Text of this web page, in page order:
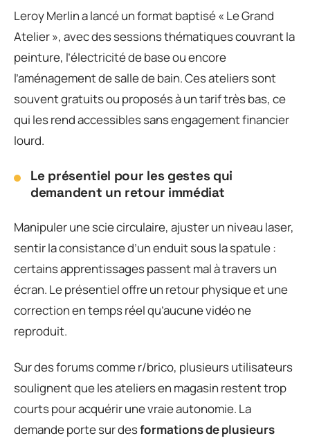
Leroy Merlin a lancé un format baptisé « Le Grand
Atelier », avec des sessions thématiques couvrant la
peinture, l’électricité de base ou encore
l’aménagement de salle de bain. Ces ateliers sont
souvent gratuits ou proposés à un tarif très bas, ce
qui les rend accessibles sans engagement financier
lourd.
Le présentiel pour les gestes qui
demandent un retour immédiat
Manipuler une scie circulaire, ajuster un niveau laser,
sentir la consistance d’un enduit sous la spatule :
certains apprentissages passent mal à travers un
écran. Le présentiel offre un retour physique et une
correction en temps réel qu’aucune vidéo ne
reproduit.
Sur des forums comme r/brico, plusieurs utilisateurs
soulignent que les ateliers en magasin restent trop
courts pour acquérir une vraie autonomie. La
demande porte sur desformations de plusieurs